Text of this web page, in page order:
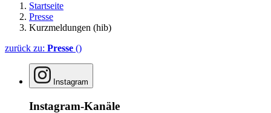
Startseite
Presse
Kurzmeldungen (hib)
zurück zu: Presse ()
Instagram
Instagram-Kanäle